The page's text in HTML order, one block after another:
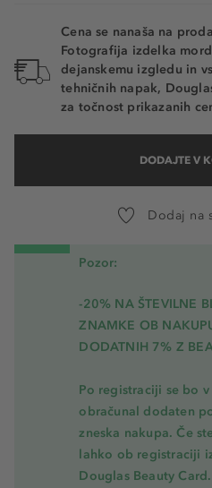
Cena se nanaša na
Fotografija izdelka
dejanskemu izgledu in
tehničnih napak,
za točnost prikazanih
DODAJTE V
Dodaj na
Pozor:
-20% NA ŠTEVILNE
ZNAMKE OB
DODATNIH 7% Z
Po registraciji se bo
obračunal dodaten
zneska nakupa. Če
lahko ob registraciji
Douglas Beauty Card.